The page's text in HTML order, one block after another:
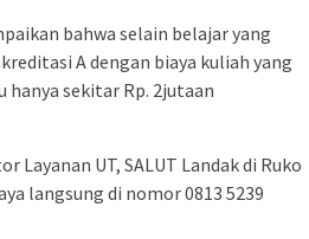
bahwa selain belajar yang
A dengan biaya kuliah yang
hanya sekitar Rp. 2jutaan
UT, SALUT Landak di Ruko
langsung di nomor 0813 5239